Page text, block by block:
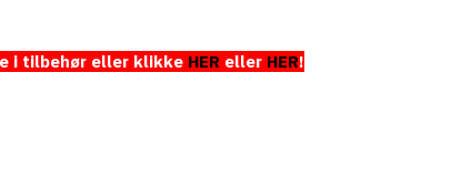
i tilbehør eller klikke HER eller HER!